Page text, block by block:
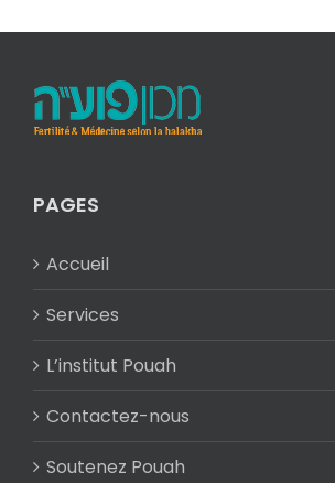
PAGES
Accueil
Services
L’institut Pouah
Contactez-nous
Soutenez Pouah